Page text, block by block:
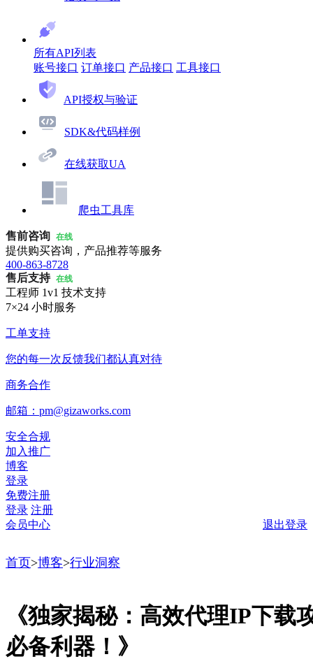
所有API列表
账号接口 订单接口 产品接口 工具接口
API授权与验证
SDK&代码样例
在线获取UA
爬虫工具库
售前咨询 在线
提供购买咨询，产品推荐等服务
400-863-8728
售后支持 在线
工程师 1v1 技术支持
7×24 小时服务
工单支持
您的每一次反馈我们都认真对待
商务合作
邮箱：pm@gizaworks.com
安全合规
加入推广
博客
登录
免费注册
登录 注册
会员中心
退出登录
首页>博客>行业洞察
《独家揭秘：高效代理IP下载
必备利器！》